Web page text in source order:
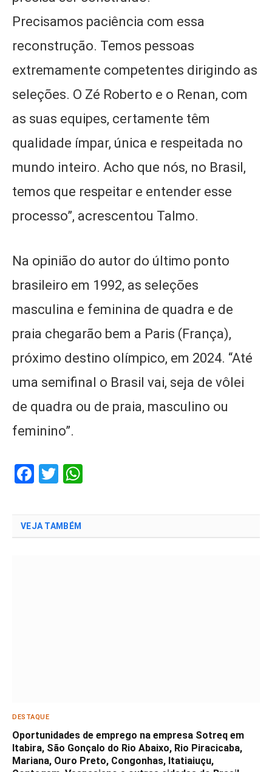
Precisamos paciência com essa
reconstrução. Temos pessoas
extremamente competentes dirigindo as
seleções. O Zé Roberto e o Renan, com
as suas equipes, certamente têm
qualidade ímpar, única e respeitada no
mundo inteiro. Acho que nós, no Brasil,
temos que respeitar e entender esse
processo”, acrescentou Talmo.
Na opinião do autor do último ponto
brasileiro em 1992, as seleções
masculina e feminina de quadra e de
praia chegarão bem a Paris (França),
próximo destino olímpico, em 2024. “Até
uma semifinal o Brasil vai, seja de vôlei
de quadra ou de praia, masculino ou
feminino”.
Facebook
Twitter
VEJA TAMBÉM
DESTAQUE
Oportunidades de emprego na empresa Sotreq em
Itabira, São Gonçalo do Rio Abaixo, Rio Piracicaba,
Mariana, Ouro Preto, Congonhas, Itatiaiuçu,